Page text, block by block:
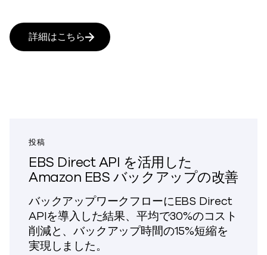
詳細はこちら
投稿
EBS Direct API を活用した
Amazon EBS バックアップの改善
バックアップワークフローにEBS Direct
APIを導入した結果、平均で30%のコスト
削減と、バックアップ時間の15%短縮を
実現しました。